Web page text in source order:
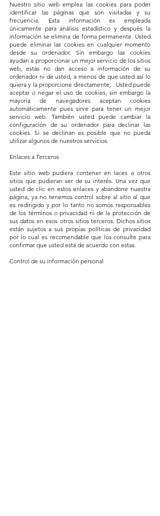
Nuestro sitio web emplea las cookies para poder
identificar las páginas que son visitadas y su
frecuencia. Esta información es empleada
únicamente para análisis estadístico y después la
información se elimina de forma permanente. Usted
puede eliminar las cookies en cualquier momento
desde su ordenador. Sin embargo las cookies
ayudan a proporcionar un mejor servicio de los sitios
web, estás no dan acceso a información de su
ordenador ni de usted, a menos de que usted así lo
quiera y la proporcione directamente, . Usted puede
aceptar o negar el uso de cookies, sin embargo la
mayoría de navegadores aceptan cookies
automáticamente pues sirve para tener un mejor
servicio web. También usted puede cambiar la
configuración de su ordenador para declinar las
cookies. Si se declinan es posible que no pueda
utilizar algunos de nuestros servicios.
Enlaces a Terceros
Este sitio web pudiera contener en laces a otros
sitios que pudieran ser de su interés. Una vez que
usted de clic en estos enlaces y abandone nuestra
página, ya no tenemos control sobre al sitio al que
es redirigido y por lo tanto no somos responsables
de los términos o privacidad ni de la protección de
sus datos en esos otros sitios terceros. Dichos sitios
están sujetos a sus propias políticas de privacidad
por lo cual es recomendable que los consulte para
confirmar que usted está de acuerdo con estas.
Control de su información personal